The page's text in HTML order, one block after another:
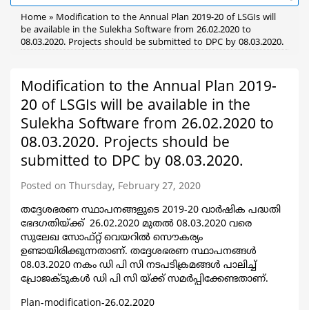
Breadcrumb
Home
Modification to the Annual Plan 2019-20 of LSGIs will
be available in the Sulekha Software from 26.02.2020 to
08.03.2020. Projects should be submitted to DPC by 08.03.2020.
Modification to the Annual Plan 2019-
20 of LSGIs will be available in the
Sulekha Software from 26.02.2020 to
08.03.2020. Projects should be
submitted to DPC by 08.03.2020.
Posted on Thursday, February 27, 2020
തദ്ദേശഭരണ സ്ഥാപനങ്ങളുടെ 2019-20 വാര്‍ഷിക പദ്ധതി
ഭേദഗതിയ്ക്ക് 26.02.2020 മുതല്‍ 08.03.2020 വരെ
സുലേഖ സോഫ്റ്റ് വെയറില്‍ സൌകര്യം
ഉണ്ടായിരിക്കുന്നതാണ്. തദ്ദേശഭരണ സ്ഥാപനങ്ങള്‍
08.03.2020 നകം ഡി പി സി നടപടിക്രമങ്ങള്‍ പാലിച്ച്
പ്രോജക്ടുകള്‍ ഡി പി സി യ്ക്ക് സമര്‍പ്പിക്കേണ്ടതാണ്.
Plan-modification-26.02.2020